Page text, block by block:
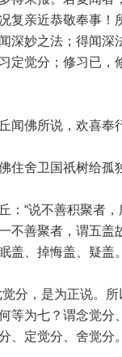
复亲近恭敬奉事！
深妙之法；得闻深
定觉分；修习已，
闻佛所说，欢喜奉
住舍卫国祇树给孤
：“说不善积聚者
不善聚者，谓五盖
盖、掉悔盖、疑盖。
分，是为正说。
等为七？谓念觉分
、定觉分、舍觉分